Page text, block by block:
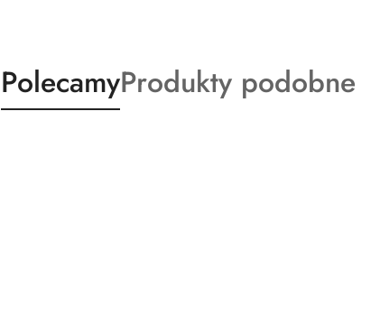
Produkty
o
PolecamyProdukty
o
Produkty podobne